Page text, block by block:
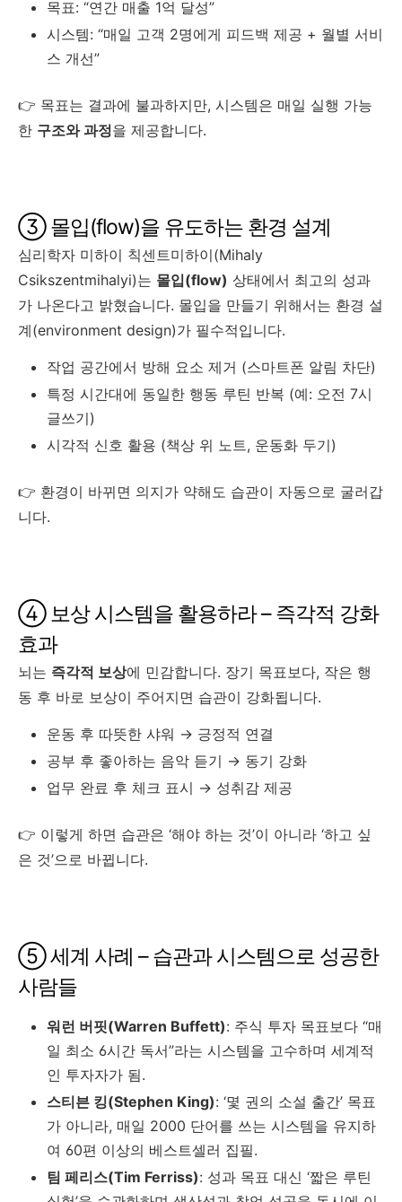
목표: “연간 매출 1억 달성”
시스템: “매일 고객 2명에게 피드백 제공 + 월별 서비
스 개선”
👉 목표는 결과에 불과하지만, 시스템은 매일 실행 가능
한 구조와 과정을 제공합니다.
③ 몰입(flow)을 유도하는 환경 설계
심리학자 미하이 칙센트미하이(Mihaly
Csikszentmihalyi)는 몰입(flow) 상태에서 최고의 성과
가 나온다고 밝혔습니다. 몰입을 만들기 위해서는 환경 설
계(environment design)가 필수적입니다.
작업 공간에서 방해 요소 제거 (스마트폰 알림 차단)
특정 시간대에 동일한 행동 루틴 반복 (예: 오전 7시
글쓰기)
시각적 신호 활용 (책상 위 노트, 운동화 두기)
👉 환경이 바뀌면 의지가 약해도 습관이 자동으로 굴러갑
니다.
④ 보상 시스템을 활용하라 – 즉각적 강화
효과
뇌는 즉각적 보상에 민감합니다. 장기 목표보다, 작은 행
동 후 바로 보상이 주어지면 습관이 강화됩니다.
운동 후 따뜻한 샤워 → 긍정적 연결
공부 후 좋아하는 음악 듣기 → 동기 강화
업무 완료 후 체크 표시 → 성취감 제공
👉 이렇게 하면 습관은 ‘해야 하는 것’이 아니라 ‘하고 싶
은 것’으로 바뀝니다.
⑤ 세계 사례 – 습관과 시스템으로 성공한
사람들
워런 버핏(Warren Buffett): 주식 투자 목표보다 “매
일 최소 6시간 독서”라는 시스템을 고수하며 세계적
인 투자자가 됨.
스티븐 킹(Stephen King): ‘몇 권의 소설 출간’ 목표
가 아니라, 매일 2000 단어를 쓰는 시스템을 유지하
여 60편 이상의 베스트셀러 집필.
팀 페리스(Tim Ferriss): 성과 목표 대신 ‘짧은 루틴